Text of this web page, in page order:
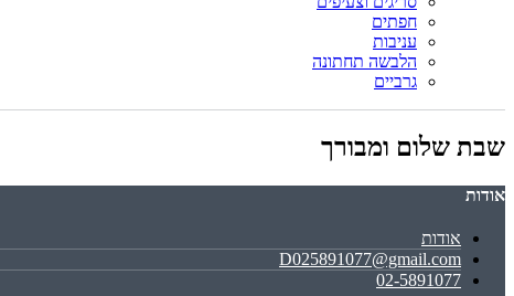
חפתים
עניבות
הלבשה תחתונה
גרביים
שבת שלום ומבורך
אודות
אודות
D025891077@gmail.com
02-5891077